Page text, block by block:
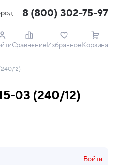
8 (800) 302-75-97
СравнениеИзбранноеКорзина
12)
03 (240/12)
Войти